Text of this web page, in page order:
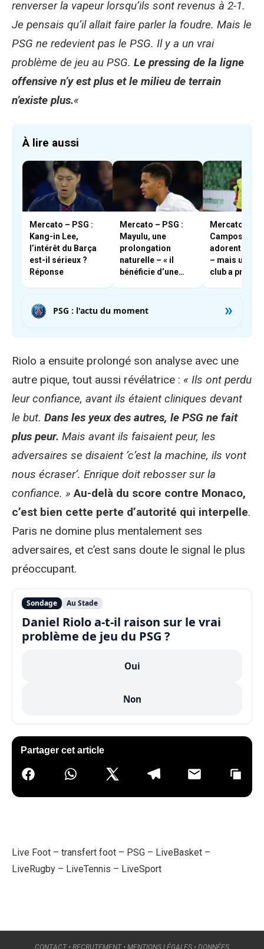
renverser la vapeur lorsqu’ils sont revenus à 2-1.
Je pensais qu’il allait faire parler la foudre. Mais le
PSG ne redevient pas le PSG. Il y a un vrai
problème de jeu au PSG. Le pressing de la ligne
offensive n’y est plus et le milieu de terrain
n’existe plus.«
À lire aussi
Mercato – PSG :
Kang-in Lee,
l’intérêt du Barça
est-il sérieux ?
Réponse
Mercato – PSG :
Mayulu, une
prolongation
naturelle – « il
bénéficie d’une
Mercato –
Campos et
adorent
– mais un
club a pris les
PSG : l'actu du moment »
Riolo a ensuite prolongé son analyse avec une
autre pique, tout aussi révélatrice : « Ils ont perdu
leur confiance, avant ils étaient cliniques devant
le but. Dans les yeux des autres, le PSG ne fait
plus peur. Mais avant ils faisaient peur, les
adversaires se disaient ‘c’est la machine, ils vont
nous écraser’. Enrique doit rebosser sur la
confiance. » Au-delà du score contre Monaco,
c’est bien cette perte d’autorité qui interpelle.
Paris ne domine plus mentalement ses
adversaires, et c’est sans doute le signal le plus
préoccupant.
Sondage Au Stade
Daniel Riolo a-t-il raison sur le vrai
problème de jeu du PSG ?
Oui
Non
Partager cet article
Live Foot – transfert foot – PSG – LiveBasket –
LiveRugby – LiveTennis – LiveSport
CONTACT• RECRUTEMENT• MENTIONS LÉGALES • DONNÉES